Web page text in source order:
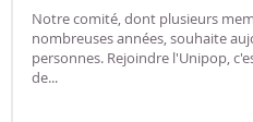
Notre comité, dont plusieurs
nombreuses années, souhaite
personnes. Rejoindre l'Unipop,
de...